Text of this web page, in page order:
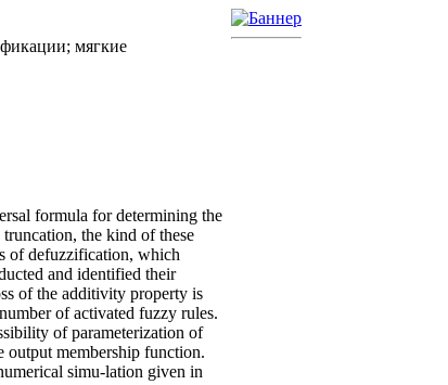
мягкие
formula for determining the
the kind of these
of defuzzification, which
and identified their
of the additivity property is
of activated fuzzy rules.
of parameterization of
output membership function.
simu-lation given in